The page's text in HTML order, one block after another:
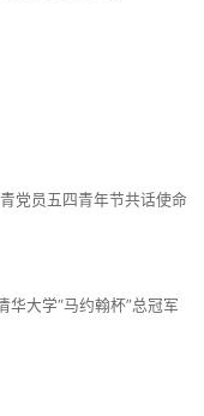
党员五四青年节共话使命
大学“马约翰杯”总冠军